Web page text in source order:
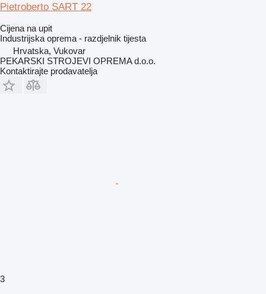
Pietroberto SART 22
Cijena na upit
Industrijska oprema - razdjelnik tijesta
Hrvatska, Vukovar
PEKARSKI STROJEVI OPREMA d.o.o.
Kontaktirajte prodavatelja
3